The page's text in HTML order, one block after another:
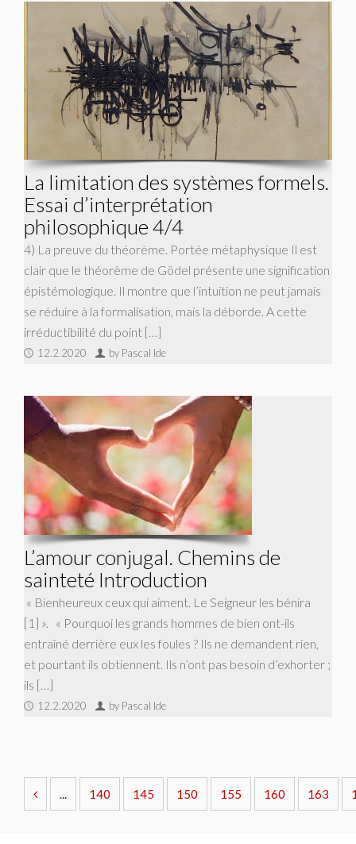
La limitation des systèmes formels.
Essai d’interprétation
philosophique 4/4
4) La preuve du théorème. Portée métaphysique Il est
clair que le théorème de Gödel présente une signification
épistémologique. Il montre que l’intuition ne peut jamais
se réduire à la formalisation, mais la déborde. A cette
irréductibilité du point […]
12.2.2020 by Pascal Ide
L’amour conjugal. Chemins de
sainteté Introduction
« Bienheureux ceux qui aiment. Le Seigneur les bénira
[1] ». « Pourquoi les grands hommes de bien ont-ils
entraîné derrière eux les foules ? Ils ne demandent rien,
et pourtant ils obtiennent. Ils n’ont pas besoin d’exhorter ;
ils […]
12.2.2020 by Pascal Ide
... 140 145 150 155 160 163